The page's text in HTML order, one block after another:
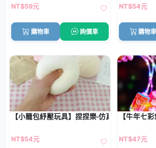
NT$59元
購物車 詢價車
NT$54元
購物車
【小籠包紓壓玩具】捏捏樂-仿真包子慢回彈
NT$54元
【牛年七
NT$47元